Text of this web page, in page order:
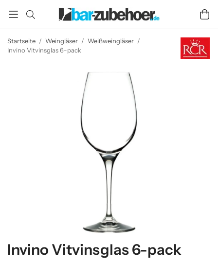
Startseite / Weingläser / Weißweingläser /
Invino Vitvinsglas 6-pack
Invino Vitvinsglas 6-pack